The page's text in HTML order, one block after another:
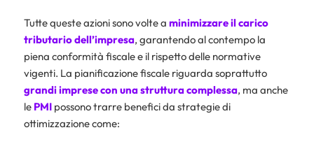
Tutte queste azioni sono volte a minimizzare il carico
tributario dell’impresa, garantendo al contempo la
piena conformità fiscale e il rispetto delle normative
vigenti. La pianificazione fiscale riguarda soprattutto
grandi imprese con una struttura complessa, ma anche
le PMI possono trarre benefici da strategie di
ottimizzazione come: